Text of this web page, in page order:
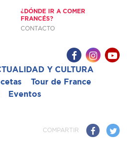
¿DÓNDE IR A COMER
FRANCÉS?
CONTACTO
Y CULTURA
Tour de France
Eventos
COMPARTIR